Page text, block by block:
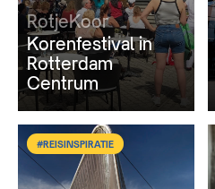
RotjeKoor
Korenfestival in
Rotterdam
Centrum
#REISINSPIRATIE